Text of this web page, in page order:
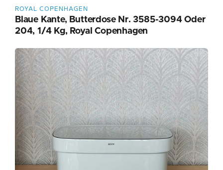
ROYAL COPENHAGEN
Blaue Kante, Butterdose Nr. 3585-3094 Oder
204, 1/4 Kg, Royal Copenhagen